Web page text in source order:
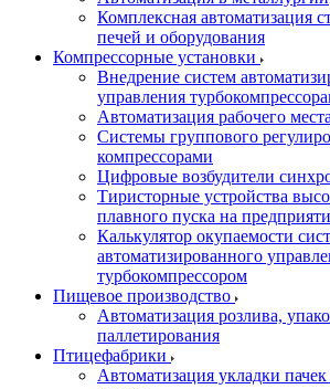
Комплексная автоматизация
печей и оборудования
Компрессорные установки
Внедрение систем
управления
Автоматизация рабочего
Системы группового
компрессорами
Цифровые возбудители
Тиристорные устройства
плавного пуска на
Калькулятор окупаемости
автоматизированного
турбокомпрессором
Пищевое производство
Автоматизация розлива,
паллетирования
Птицефабрики
Автоматизация укладки